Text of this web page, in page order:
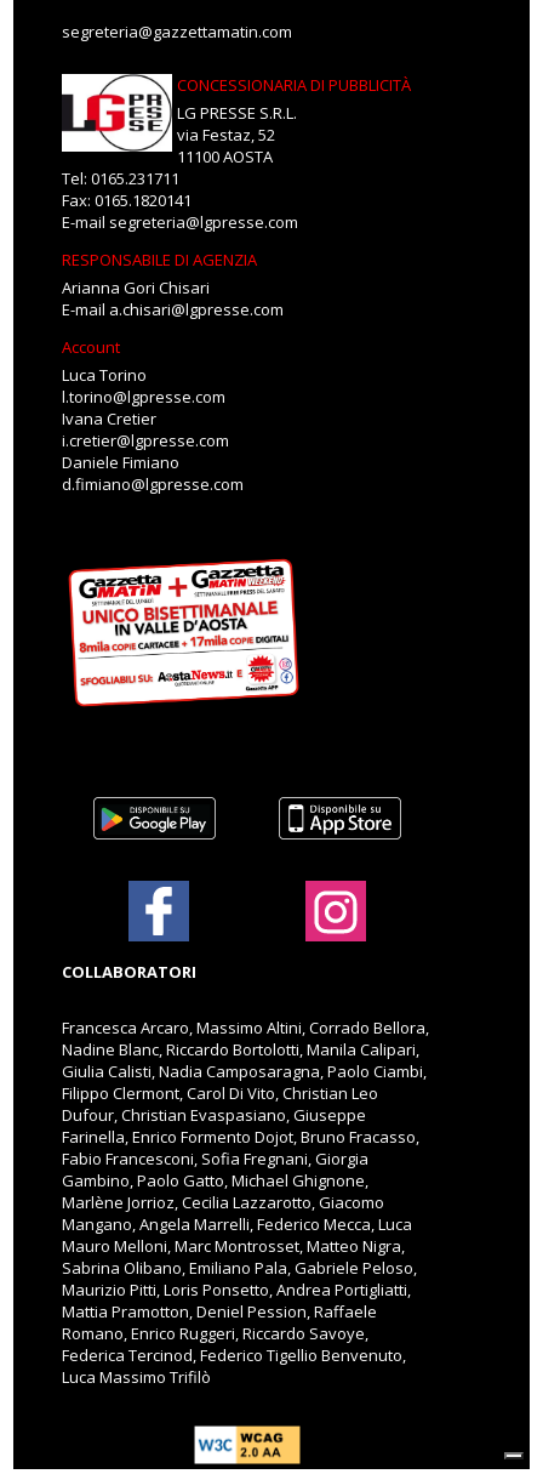
segreteria@gazzettamatin.com
CONCESSIONARIA DI PUBBLICITÀ
LG PRESSE S.R.L.
via Festaz, 52
11100 AOSTA
Tel: 0165.231711
Fax: 0165.1820141
E-mail segreteria@lgpresse.com
RESPONSABILE DI AGENZIA
Arianna Gori Chisari
E-mail a.chisari@lgpresse.com
Account
Luca Torino
l.torino@lgpresse.com
Ivana Cretier
i.cretier@lgpresse.com
Daniele Fimiano
d.fimiano@lgpresse.com
COLLABORATORI
Francesca Arcaro, Massimo Altini, Corrado Bellora,
Nadine Blanc, Riccardo Bortolotti, Manila Calipari,
Giulia Calisti, Nadia Camposaragna, Paolo Ciambi,
Filippo Clermont, Carol Di Vito, Christian Leo
Dufour, Christian Evaspasiano, Giuseppe
Farinella, Enrico Formento Dojot, Bruno Fracasso,
Fabio Francesconi, Sofia Fregnani, Giorgia
Gambino, Paolo Gatto, Michael Ghignone,
Marlène Jorrioz, Cecilia Lazzarotto, Giacomo
Mangano, Angela Marrelli, Federico Mecca, Luca
Mauro Melloni, Marc Montrosset, Matteo Nigra,
Sabrina Olibano, Emiliano Pala, Gabriele Peloso,
Maurizio Pitti, Loris Ponsetto, Andrea Portigliatti,
Mattia Pramotton, Deniel Pession, Raffaele
Romano, Enrico Ruggeri, Riccardo Savoye,
Federica Tercinod, Federico Tigellio Benvenuto,
Luca Massimo Trifilò